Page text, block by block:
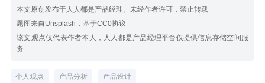
本文原创发布于人人都是产品经理。未经作者许可，禁止转载
题图来自Unsplash，基于CC0协议
该文观点仅代表作者本人，人人都是产品经理平台仅提供信息存储空间服
务
个人观点 产品分析 产品设计